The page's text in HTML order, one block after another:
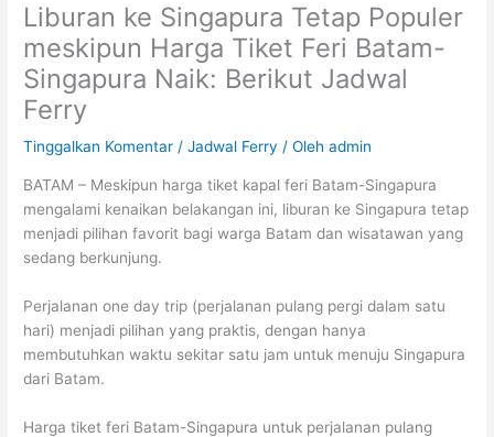
Liburan ke Singapura Tetap Populer
meskipun Harga Tiket Feri Batam-
Singapura Naik: Berikut Jadwal
Ferry
Tinggalkan Komentar /Jadwal Ferry / Olehadmin
BATAM – Meskipun harga tiket kapal feri Batam-Singapura
mengalami kenaikan belakangan ini, liburan ke Singapura tetap
menjadi pilihan favorit bagi warga Batam dan wisatawan yang
sedang berkunjung.
Perjalanan one day trip (perjalanan pulang pergi dalam satu
hari) menjadi pilihan yang praktis, dengan hanya
membutuhkan waktu sekitar satu jam untuk menuju Singapura
dari Batam.
Harga tiket feri Batam-Singapura untuk perjalanan pulang